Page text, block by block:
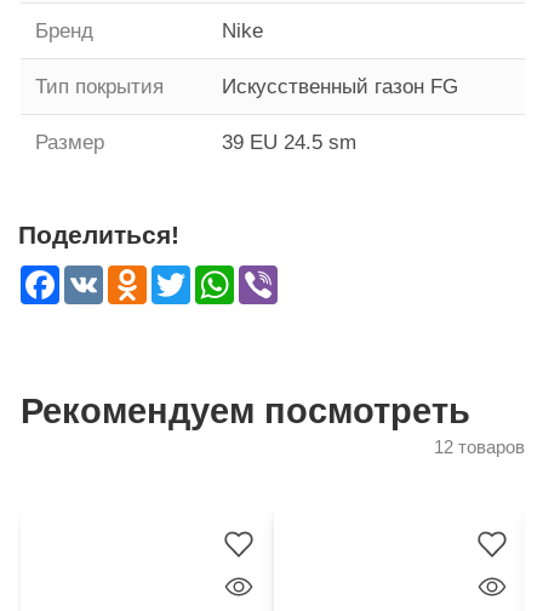
Бренд Nike
Тип покрытия Искусственный газон FG
Размер 39 EU 24.5 sm
Поделиться!
Facebook
VK Odnoklassniki
TwitterWhatsApp
Рекомендуем посмотреть
12 товаров